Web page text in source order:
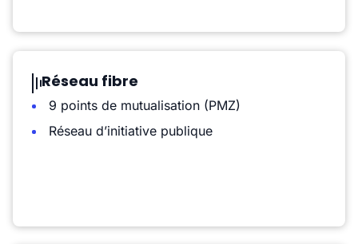
Réseau fibre
9 points de mutualisation (PMZ)
Réseau d’initiative publique